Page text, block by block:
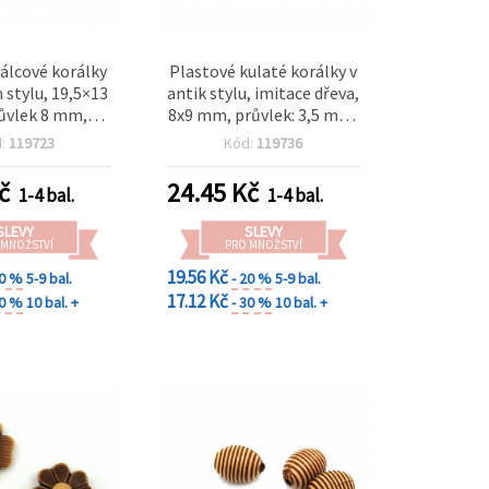
korálky
19,5×13
8 mm,
g (cca 31 ks)
119723
1-4 bal.
%5-9 bal.
%10 bal. +
Plastové kulaté korálky v
antik stylu, imitace dřeva,
8x9 mm, průvlek: 3,5 mm,
hnědé – 50 g (~130 ks)
Kód: 119736
24.45Kč 1-4 bal.
SLEVY
PRO MNOŽSTVÍ
19.56 Kč- 20 %5-9 bal.
17.12 Kč- 30 %10 bal. +